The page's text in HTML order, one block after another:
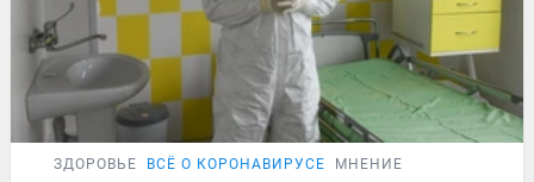
ЗДОРОВЬЕ ВСЁ О КОРОНАВИРУСЕ МНЕНИЕ